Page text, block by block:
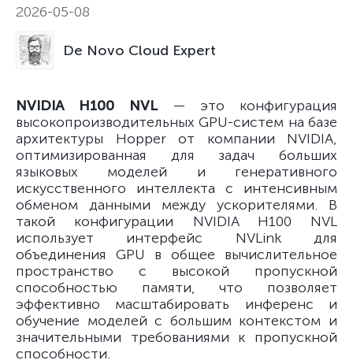
2026-05-08
De Novo Cloud Expert
NVIDIA H100 NVL— это конфигурация
высокопроизводительных GPU-систем на базе
архитектуры Hopper от компании NVIDIA,
оптимизированная для задач больших
языковых моделей и генеративного
искусственного интеллекта с интенсивным
обменом данными между ускорителями. В
такой конфигурации NVIDIA H100 NVL
использует интерфейс NVLink для
объединения GPU в общее вычислительное
пространство с высокой пропускной
способностью памяти, что позволяет
эффективно масштабировать инференс и
обучение моделей с большим контекстом и
значительными требованиями к пропускной
способности.